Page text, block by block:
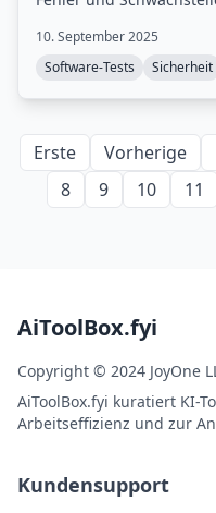
10. September 2025
Software-Tests
Sicherheit
Erste Vorherige
8
9 10 11
AiToolBox.fyi
Copyright © 2024 JoyOne
AiToolBox.fyi kuratiert KI-
Arbeitseffizienz und zur
Kundensupport